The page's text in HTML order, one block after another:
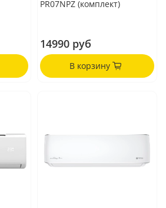
PR07NPZ (комплект)
14990 руб
В корзину